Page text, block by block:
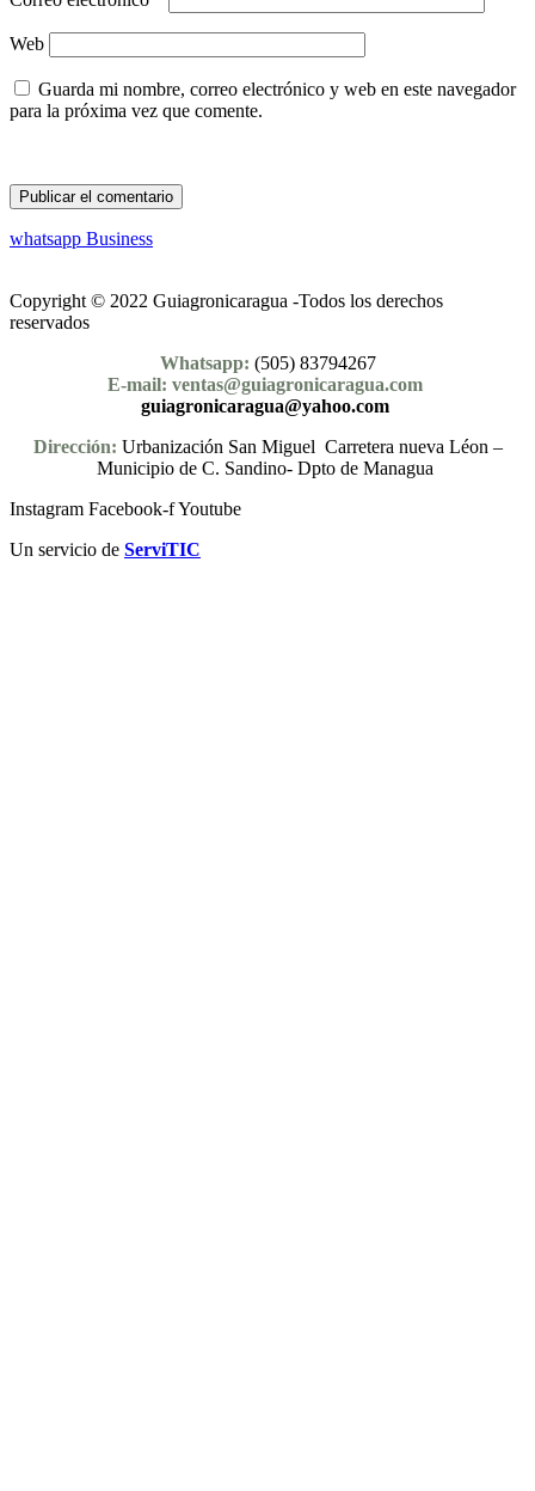
Web
Guarda mi nombre, correo electrónico y web en este navegador
para la próxima vez que comente.
whatsapp Business
Copyright © 2022 Guiagronicaragua -Todos los derechos
reservados
Whatsapp: (505) 83794267
E-mail: ventas@guiagronicaragua.com
guiagronicaragua@yahoo.com
Dirección: Urbanización San Miguel Carretera nueva Léon –
Municipio de C. Sandino- Dpto de Managua
Instagram Facebook-fYoutube
Un servicio de ServiTIC